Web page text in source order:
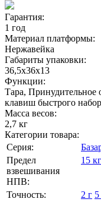
Гарантия:
1 год
Материал платформы:
Нержавейка
Габариты упаковки:
36,5х36х13
Функции:
Тара, Принудительное
клавиш быстрого
Масса весов:
2,7 кг
Категории товара:
Серия:
Предел
взвешивания
НПВ:
15 кг
Точность: 2 г 5